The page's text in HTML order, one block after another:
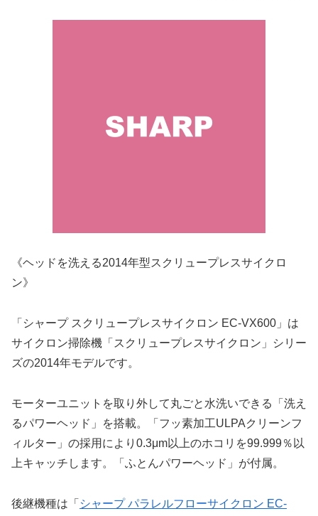
《ヘッドを洗える2014年型スクリュープレスサイクロ
ン》
「シャープ スクリュープレスサイクロン EC-VX600」は
サイクロン掃除機「スクリュープレスサイクロン」シリー
ズの2014年モデルです。
モーターユニットを取り外して丸ごと水洗いできる「洗え
るパワーヘッド」を搭載。「フッ素加工ULPAクリーンフ
ィルター」の採用により0.3μm以上のホコリを99.999％以
上キャッチします。「ふとんパワーヘッド」が付属。
後継機種は「 シャープ パラレルフローサイクロン EC-